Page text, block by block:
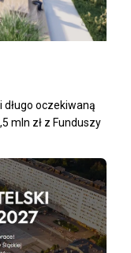
długo oczekiwaną
mln zł z Funduszy